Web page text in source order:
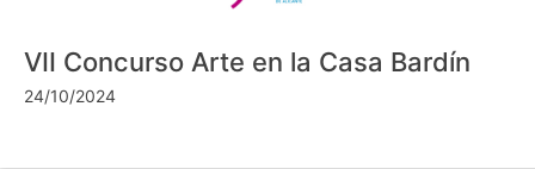
VII Concurso Arte en la Casa Bardín
24/10/2024